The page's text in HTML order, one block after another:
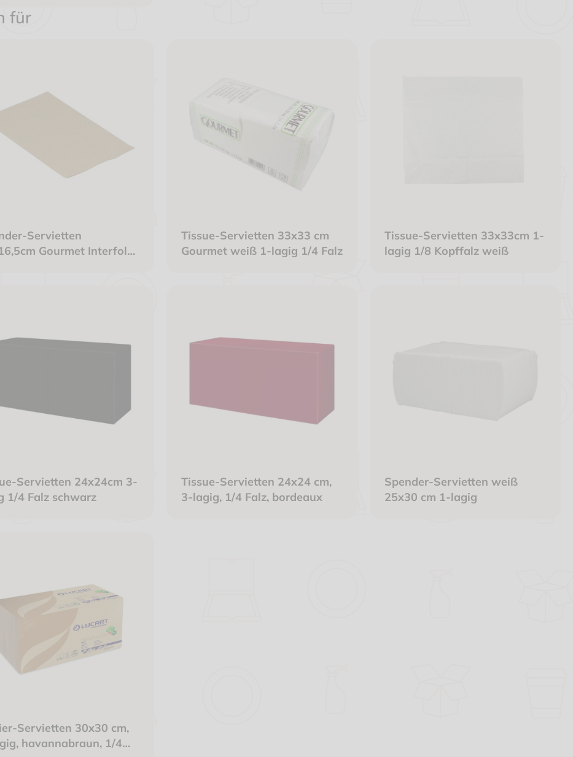
für
Servietten
Gourmet Interfold
Tissue-Servietten 33x33 cm
Gourmet weiß 1-lagig 1/4 Falz
Tissue-Servietten 33x33cm 1-
lagig 1/8 Kopffalz weiß
Servietten 24x24cm 3-
1/4 Falz schwarz
Tissue-Servietten 24x24 cm,
3-lagig, 1/4 Falz, bordeaux
Spender-Servietten weiß
25x30 cm 1-lagig
Servietten 30x30 cm,
havannabraun, 1/4